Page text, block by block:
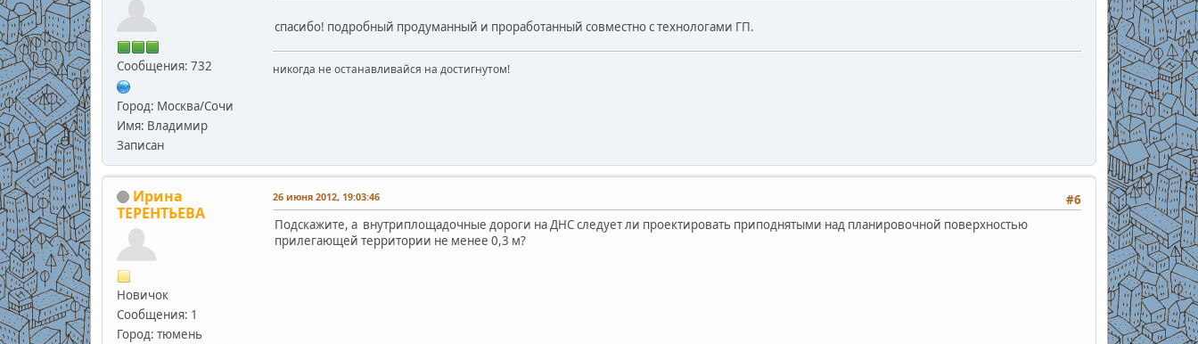
Сообщения: 732
Город: Москва/Сочи
Имя: Владимир
Записан
спасибо! подробный продуманный и проработанный совместно с технологами ГП.
никогда не останавливайся на достигнутом!
Ирина
ТЕРЕНТЬЕВА
Новичок
Сообщения: 1
Город: тюмень
#6
26 июня 2012, 19:03:46
Подскажите, а внутриплощадочные дороги на ДНС следует ли проектировать приподнятыми над планировочной поверхностью
прилегающей территории не менее 0,3 м?